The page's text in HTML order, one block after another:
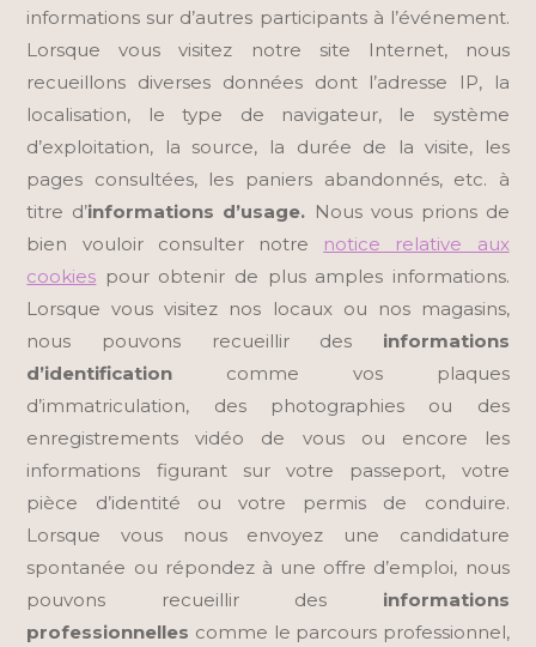
informations sur d’autres participants à l’événement.
Lorsque vous visitez notre site Internet, nous
recueillons diverses données dont l’adresse IP, la
localisation, le type de navigateur, le système
d’exploitation, la source, la durée de la visite, les
pages consultées, les paniers abandonnés, etc. à
titre d’informations d’usage. Nous vous prions de
bien vouloir consulter notre notice relative aux
cookies pour obtenir de plus amples informations.
Lorsque vous visitez nos locaux ou nos magasins,
nous pouvons recueillir des informations
d’identification comme vos plaques
d’immatriculation, des photographies ou des
enregistrements vidéo de vous ou encore les
informations figurant sur votre passeport, votre
pièce d’identité ou votre permis de conduire.
Lorsque vous nous envoyez une candidature
spontanée ou répondez à une offre d’emploi, nous
pouvons recueillir des informations
professionnelles comme le parcours professionnel,